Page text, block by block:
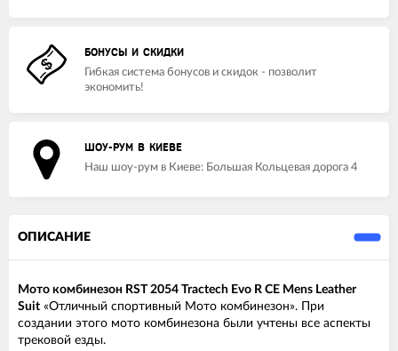
БОНУСЫ И СКИДКИ
Гибкая система бонусов и скидок - позволит
экономить!
ШОУ-РУМ В КИЕВЕ
Наш шоу-рум в Киеве: Большая Кольцевая дорога 4
ОПИСАНИЕ
Мото комбинезон RST 2054 Tractech Evo R CE Mens Leather
Suit «Отличный спортивный Мото комбинезон». При
создании этого мото комбинезона были учтены все аспекты
трековой езды.